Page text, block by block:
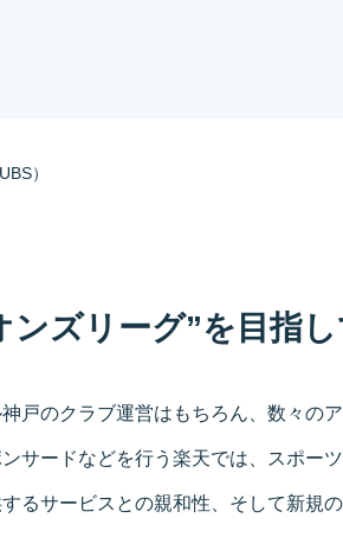
）
ズリーグ”を目指し
戸のクラブ運営はもちろん、数々のア
サードなどを行う楽天では、スポー
るサービスとの親和性、そして新規